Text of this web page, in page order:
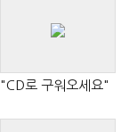
"CD로 구워오세요"